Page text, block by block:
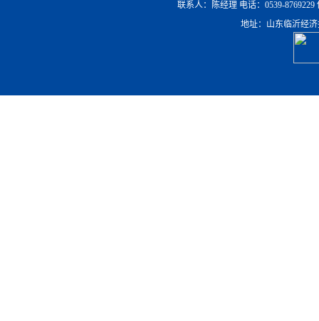
联系人：陈经理 电话：0539-8769229
地址：山东临沂经